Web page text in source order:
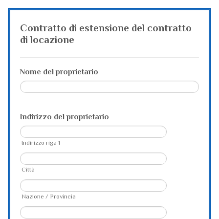
Contratto di estensione del contratto
di locazione
Nome del proprietario
Indirizzo del proprietario
Indirizzo riga 1
Città
Nazione / Provincia